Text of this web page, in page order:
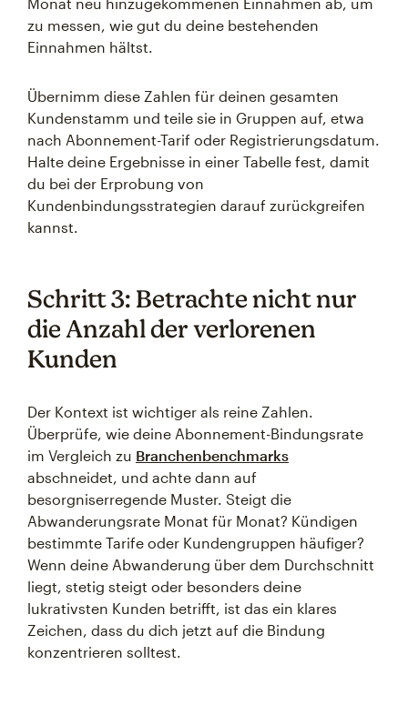
zu messen, wie gut du deine bestehenden
Einnahmen hältst.
Übernimm diese Zahlen für deinen gesamten
Kundenstamm und teile sie in Gruppen auf, etwa
nach Abonnement-Tarif oder Registrierungsdatum.
Halte deine Ergebnisse in einer Tabelle fest, damit
du bei der Erprobung von
Kundenbindungsstrategien darauf zurückgreifen
kannst.
Schritt 3: Betrachte nicht nur
die Anzahl der verlorenen
Kunden
Der Kontext ist wichtiger als reine Zahlen.
Überprüfe, wie deine Abonnement-Bindungsrate
im Vergleich zu Branchenbenchmarks
abschneidet, und achte dann auf
besorgniserregende Muster. Steigt die
Abwanderungsrate Monat für Monat? Kündigen
bestimmte Tarife oder Kundengruppen häufiger?
Wenn deine Abwanderung über dem Durchschnitt
liegt, stetig steigt oder besonders deine
lukrativsten Kunden betrifft, ist das ein klares
Zeichen, dass du dich jetzt auf die Bindung
konzentrieren solltest.